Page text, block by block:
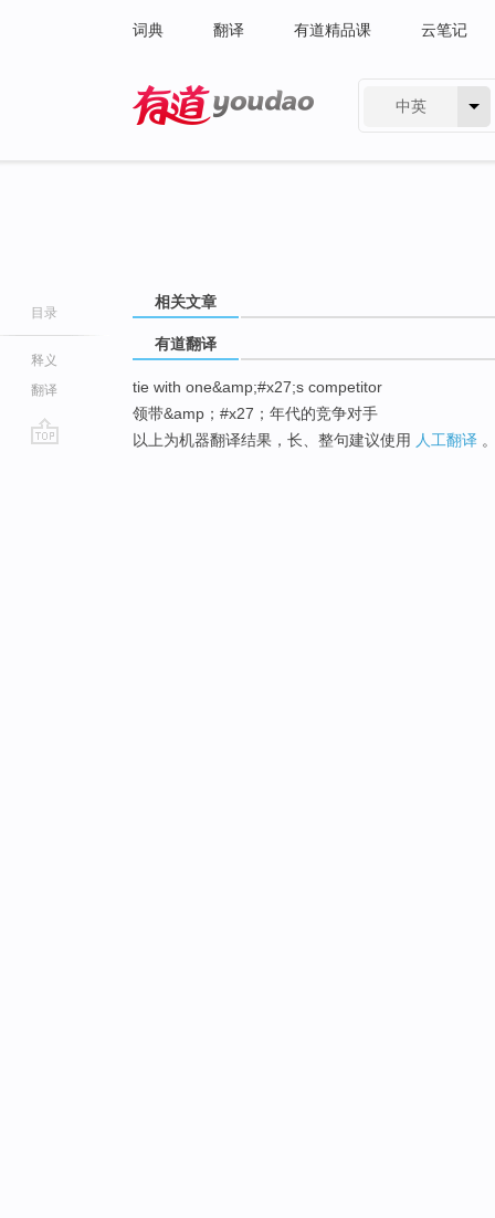
词典 翻译 有道精品课 云笔记
中英
目录
释义
翻译
相关文章
有道翻译
tie with one&amp;#x27;s competitor
领带&amp；#x27；年代的竞争对手
以上为机器翻译结果，长、整句建议使用 人工翻译